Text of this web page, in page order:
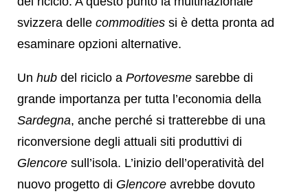
svizzera delle commodities si è detta pronta ad
esaminare opzioni alternative.
Un hub del riciclo a Portovesme sarebbe di
grande importanza per tutta l’economia della
Sardegna, anche perché si tratterebbe di una
riconversione degli attuali siti produttivi di
Glencore sull’isola. L’inizio dell’operatività del
nuovo progetto di Glencore avrebbe dovuto